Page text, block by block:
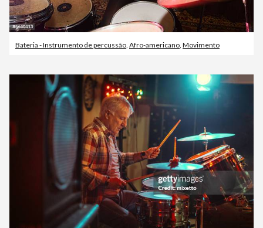
Bateria - Instrumento de percussão Afro-americano Movimento